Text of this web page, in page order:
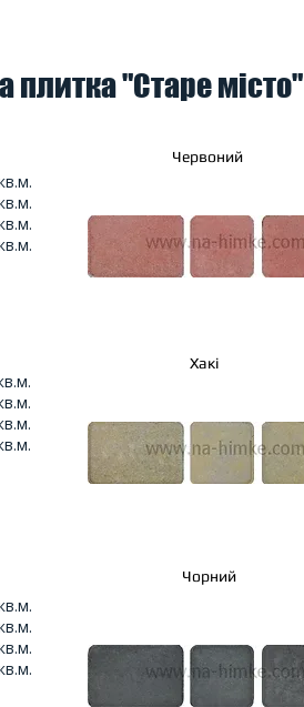
плитка "Старе місто"
Червоний
Хакі
Чорний